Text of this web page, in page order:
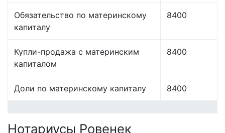
Обязательство по материнскому
капиталу
8400
Купли-продажа с материнским
капиталом
8400
Доли по материнскому капиталу 8400
Нотариусы Ровенек